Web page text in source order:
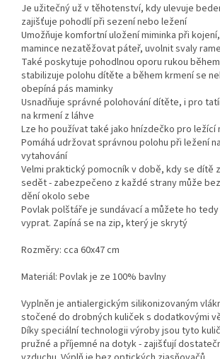
Je užitečný už v těhotenství, kdy ulevuje
zajišťuje pohodlí při sezení nebo ležení
Umožňuje komfortní uložení miminka při
mamince nezatěžovat páteř, uvolnit svaly
Také poskytuje pohodlnou oporu rukou
stabilizuje polohu dítěte a během krmení se
obepíná pás maminky
Usnadňuje správné polohování dítěte, i pro
na krmení z láhve
Lze ho používat také jako hnízdečko pro ležící
Pomáhá udržovat správnou polohu při ležení
vytahování
Velmi praktický pomocník v době, kdy se dítě
sedět - zabezpečeno z každé strany může
dění okolo sebe
Povlak polštáře je sundávací a můžete ho
vyprat. Zapíná se na zip, který je skrytý
Rozměry: cca 60x47 cm
Materiál: Povlak je ze 100% bavlny
Vyplněn je antialergickým silikonizovaným
stočené do drobných kuliček s dodatkovými
Díky speciální technologii výroby jsou tyto
pružné a příjemné na dotyk - zajišťují